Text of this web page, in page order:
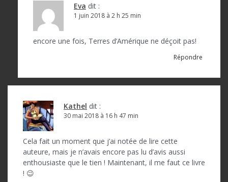
Eva dit :
1 juin 2018 à 2 h 25 min
encore une fois, Terres d’Amérique ne déçoit pas!
Répondre
Kathel dit :
30 mai 2018 à 16 h 47 min
Cela fait un moment que j’ai notée de lire cette
auteure, mais je n’avais encore pas lu d’avis aussi
enthousiaste que le tien ! Maintenant, il me faut ce livre
! 😉